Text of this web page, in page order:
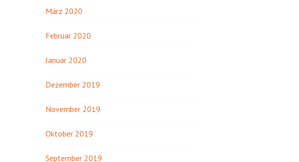
März 2020
Februar 2020
Januar 2020
Dezember 2019
November 2019
Oktober 2019
September 2019